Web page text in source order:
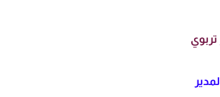
تربوي